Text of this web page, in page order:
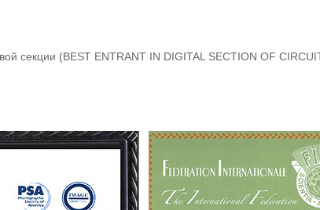
секции (BEST ENTRANT IN DIGITAL SECTION OF